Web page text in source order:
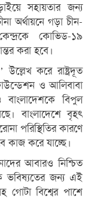
সহায়তার জন্য
অর্থায়নে গড়া চীন-
কোভিড-১৯
করা হবে।
করে রাষ্ট্রদূত
ও আলিবাবা
বিপুল
বাংলাদেশে বৃহৎ
পরিস্থিতির কারণে
কাজ করে যাচ্ছে।
আবারও নিশ্চিত
ভবিষ্যতের জন্য এই
গোটা বিশ্বের পাশে